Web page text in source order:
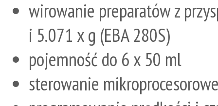
wirowanie preparatów z
i 5.071 x g (EBA 280S)
pojemność do 6 x 50 ml
sterowanie